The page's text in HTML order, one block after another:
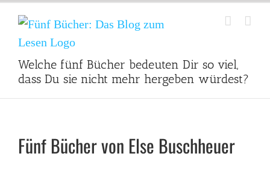
Inhalt
springen
Welche fünf Bücher bedeuten Dir so viel,
dass Du sie nicht mehr hergeben würdest?
Fünf Bücher von Else Buschheuer